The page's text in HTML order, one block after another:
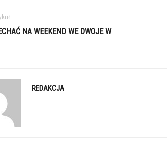
NA WEEKEND WE DWOJE W
REDAKCJA